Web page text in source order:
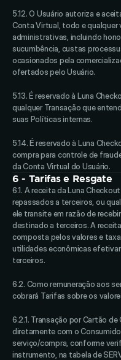
5.12. O Usuário autoriza e
Conta Virtual, todo e qualquer
administrativas, incluindo
sucumbência, custas
ocasionados pela
ofertados pelo Usuário.
5.13. É reservado à Luna
qualquer Transação que
suas Políticas internas.
5.14. É reservado à Luna
compra para controle de
da Conta Virtual do Usuário.
6 - Tarifas e Resgate
6.1. A receita da Luna
repassados a terceiros, ou
ele transite em razão de
destinado a terceiros. A
composta pelos valores e
utilidades econômicas
terceiros.
6.2. Como remuneração aos
cobrará Tarifas sobre os
6.2.1. Transação por Cartão
diretamente com o
serviço/compra, conforme
instrumento, na tabela de